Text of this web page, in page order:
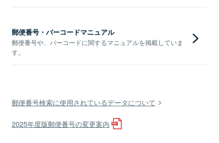
郵便番号・バーコードマニュアル
郵便番号や、バーコードに関するマニュアルを掲載していま
す。
郵便番号検索に使用されているデータについて
2025年度版郵便番号の変更案内